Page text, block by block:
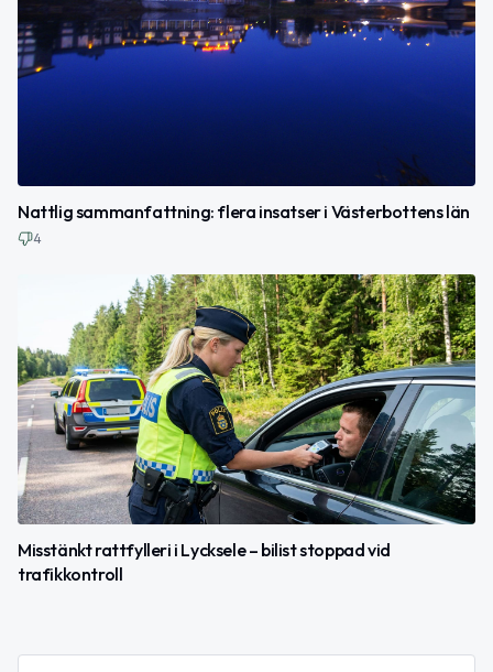
Nattlig sammanfattning: flera insatser i Västerbottens län
4
Misstänkt rattfylleri i Lycksele – bilist stoppad vid
trafikkontroll